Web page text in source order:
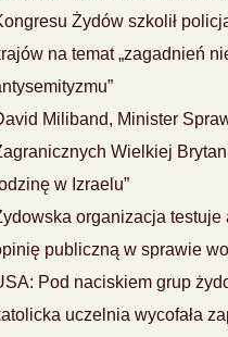
Żydów szkolił
na temat „zagadnień
Miliband, Minister
Wielkiej
w Izraelu”
organizacja testuje
publiczną w sprawie
Pod naciskiem grup
uczelnia wycofała